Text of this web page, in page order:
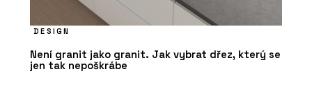
DESIGN
Není granit jako granit. Jak vybrat dřez, který se
jen tak nepoškrábe